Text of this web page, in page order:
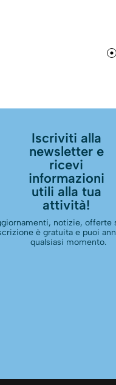
Iscriviti alla
newsletter e
ricevi
informazioni
utili alla tua
attività!
notizie, offerte
è gratuita e puoi
qualsiasi momento.